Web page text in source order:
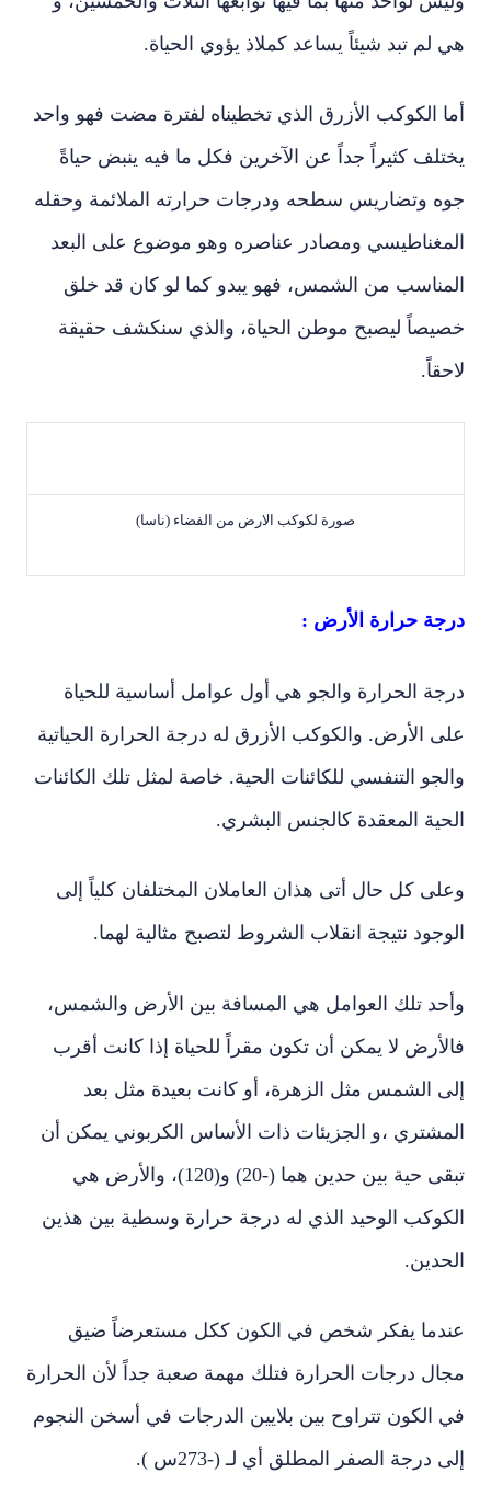
هي لم تبد شيئاً يساعد كملاذ يؤوي الحياة.
أما الكوكب الأزرق الذي تخطيناه لفترة مضت فهو واحد
يختلف كثيراً جداً عن الآخرين فكل ما فيه ينبض حياةً
جوه وتضاريس سطحه ودرجات حرارته الملائمة وحقله
المغناطيسي ومصادر عناصره وهو موضوع على البعد
المناسب من الشمس، فهو يبدو كما لو كان قد خلق
خصيصاً ليصبح موطن الحياة، والذي سنكشف حقيقة
لاحقاً.
صورة لكوكب الارض من الفضاء (ناسا)
درجة حرارة الأرض :
درجة الحرارة والجو هي أول عوامل أساسية للحياة
على الأرض. والكوكب الأزرق له درجة الحرارة الحياتية
والجو التنفسي للكائنات الحية. خاصة لمثل تلك الكائنات
الحية المعقدة كالجنس البشري.
وعلى كل حال أتى هذان العاملان المختلفان كلياً إلى
الوجود نتيجة انقلاب الشروط لتصبح مثالية لهما.
وأحد تلك العوامل هي المسافة بين الأرض والشمس،
فالأرض لا يمكن أن تكون مقراً للحياة إذا كانت أقرب
إلى الشمس مثل الزهرة، أو كانت بعيدة مثل بعد
المشتري ،و الجزيئات ذات الأساس الكربوني يمكن أن
تبقى حية بين حدين هما (-20) و(120)، والأرض هي
الكوكب الوحيد الذي له درجة حرارة وسطية بين هذين
الحدين.
عندما يفكر شخص في الكون ككل مستعرضاً ضيق
مجال درجات الحرارة فتلك مهمة صعبة جداً لأن الحرارة
في الكون تتراوح بين بلايين الدرجات في أسخن النجوم
إلى درجة الصفر المطلق أي لـ (-273س ).